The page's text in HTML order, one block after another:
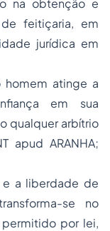
na obtenção e
feitiçaria, em
jurídica em
homem atinge a
em sua
qualquer arbítrio
apud ARANHA;
a liberdade de
se no
por lei,